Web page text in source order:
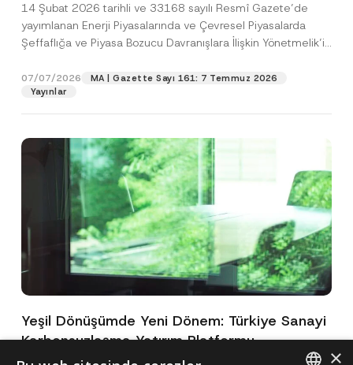
14 Şubat 2026 tarihli ve 33168 sayılı Resmî Gazete’de
yayımlanan Enerji Piyasalarında ve Çevresel Piyasalarda
Şeffaflığa ve Piyasa Bozucu Davranışlara İlişkin Yönetmelik’in
07/07/2026
MA | Gazette Sayı 161: 7 Temmuz 2026
Yayınlar
Yeşil Dönüşümde Yeni Dönem: Türkiye Sanayi
Karbonsuzlaşma Yatırım Platformu
Oluşturuldu
×